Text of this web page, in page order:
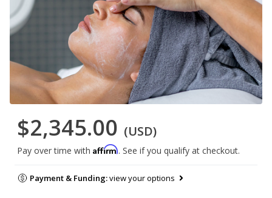
$2,345.00 (USD)
Pay over time with Affirm. See if you qualify at checkout.
Payment & Funding:view your options